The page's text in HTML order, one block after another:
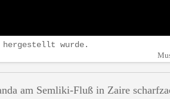
wurde.
am Semliki-Fluß in Zaire